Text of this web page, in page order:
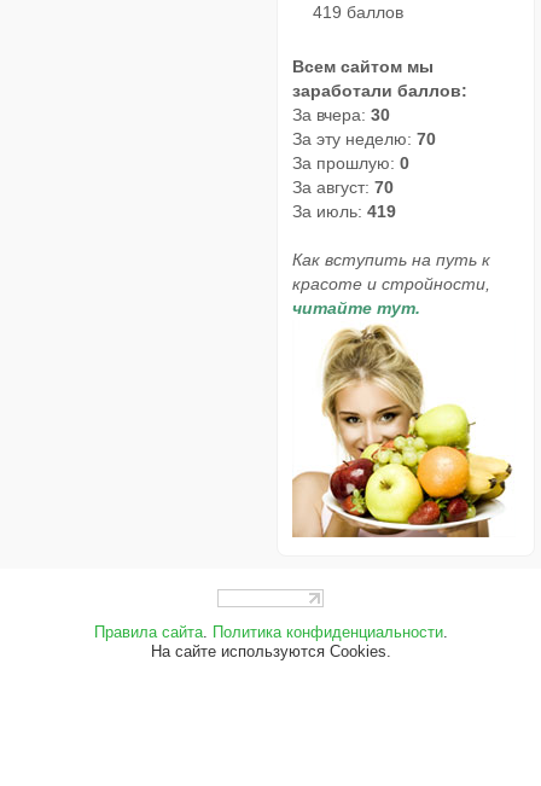
419 баллов
Всем сайтом мы
заработали баллов:
За вчера: 30
За эту неделю: 70
За прошлую: 0
За август: 70
За июль: 419
Как вступить на путь к
красоте и стройности,
читайте тут.
Правила сайта. Политика конфиденциальности.
На сайте используются Cookies.